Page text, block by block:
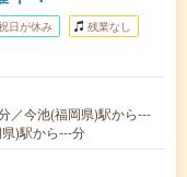
日が休み 残業なし
／今池(福岡県)駅から---
)駅から---分